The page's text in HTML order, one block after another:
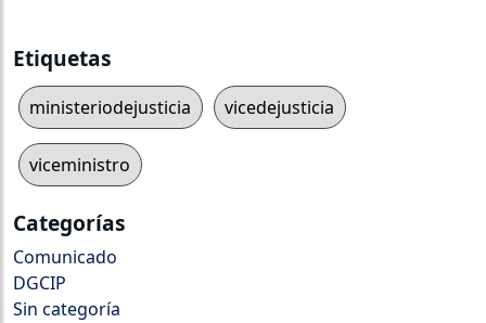
Etiquetas
ministeriodejusticia vicedejusticia
viceministro
Categorías
Comunicado
DGCIP
Sin categoría